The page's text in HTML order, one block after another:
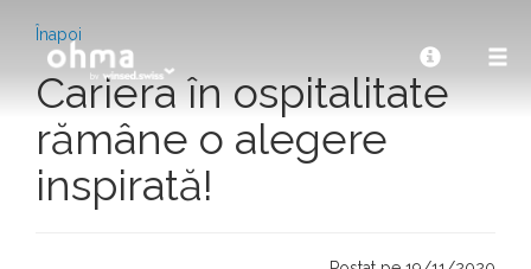
Înapoi
Cariera în ospitalitate
rămâne o alegere
inspirată!